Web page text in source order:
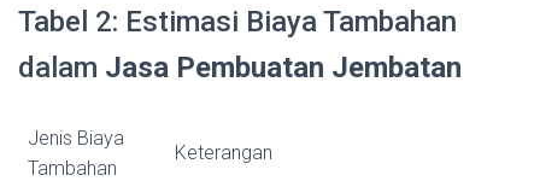
Tabel 2: Estimasi Biaya Tambahan
dalam Jasa Pembuatan Jembatan
Jenis Biaya
Tambahan
Keterangan